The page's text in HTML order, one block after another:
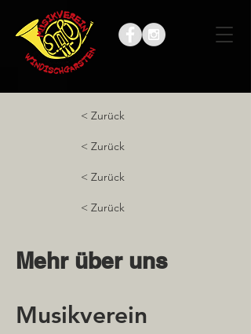
< Zurück
< Zurück
< Zurück
< Zurück
Mehr über uns
Musikverein